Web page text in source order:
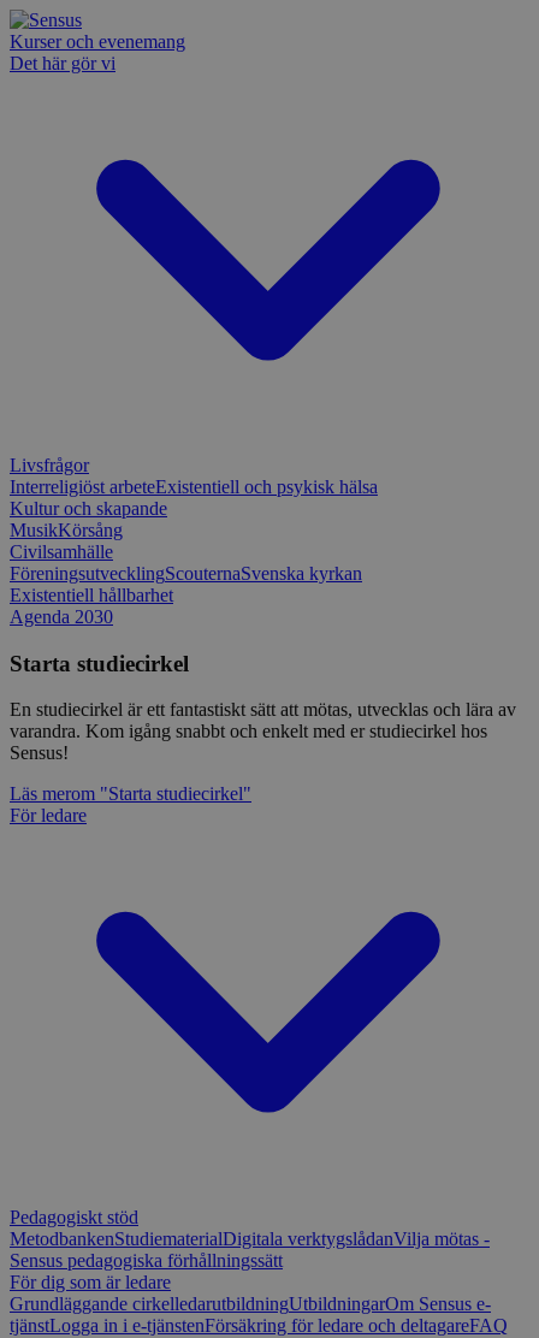
Kurser och evenemang
Det här gör vi
Livsfrågor
Interreligiöst arbeteExistentiell och psykisk hälsa
Kultur och skapande
MusikKörsång
Civilsamhälle
FöreningsutvecklingScouternaSvenska kyrkan
Existentiell hållbarhet
Agenda 2030
Starta studiecirkel
En studiecirkel är ett fantastiskt sätt att mötas, utvecklas och lära av
varandra. Kom igång snabbt och enkelt med er studiecirkel hos
Sensus!
Läs merom "Starta studiecirkel"
För ledare
Pedagogiskt stöd
MetodbankenStudiematerialDigitala verktygslådanVilja mötas -
Sensus pedagogiska förhållningssätt
För dig som är ledare
Grundläggande cirkelledarutbildningUtbildningarOm Sensus e-
tjänstLogga in i e-tjänstenFörsäkring för ledare och deltagareFAQ